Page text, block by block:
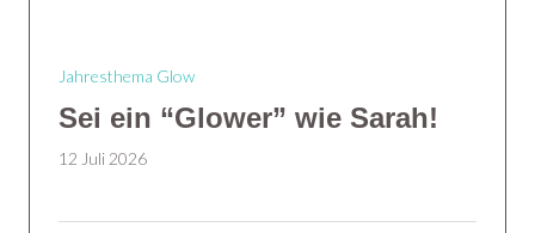
Jahresthema Glow
Sei ein “Glower” wie Sarah!
12 Juli 2026